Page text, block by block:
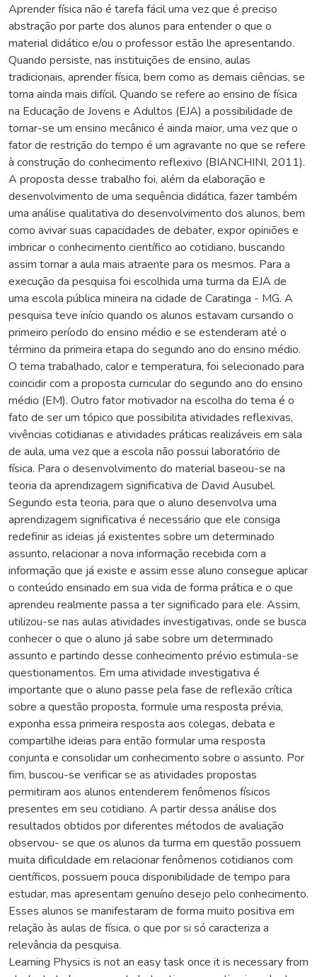
Aprender física não é tarefa fácil uma vez que é preciso
abstração por parte dos alunos para entender o que o
material didático e/ou o professor estão lhe apresentando.
Quando persiste, nas instituições de ensino, aulas
tradicionais, aprender física, bem como as demais ciências, se
torna ainda mais difícil. Quando se refere ao ensino de física
na Educação de Jovens e Adultos (EJA) a possibilidade de
tornar-se um ensino mecânico é ainda maior, uma vez que o
fator de restrição do tempo é um agravante no que se refere
à construção do conhecimento reflexivo (BIANCHINI, 2011).
A proposta desse trabalho foi, além da elaboração e
desenvolvimento de uma sequência didática, fazer também
uma análise qualitativa do desenvolvimento dos alunos, bem
como avivar suas capacidades de debater, expor opiniões e
imbricar o conhecimento científico ao cotidiano, buscando
assim tornar a aula mais atraente para os mesmos. Para a
execução da pesquisa foi escolhida uma turma da EJA de
uma escola pública mineira na cidade de Caratinga - MG. A
pesquisa teve início quando os alunos estavam cursando o
primeiro período do ensino médio e se estenderam até o
término da primeira etapa do segundo ano do ensino médio.
O tema trabalhado, calor e temperatura, foi selecionado para
coincidir com a proposta curricular do segundo ano do ensino
médio (EM). Outro fator motivador na escolha do tema é o
fato de ser um tópico que possibilita atividades reflexivas,
vivências cotidianas e atividades práticas realizáveis em sala
de aula, uma vez que a escola não possui laboratório de
física. Para o desenvolvimento do material baseou-se na
teoria da aprendizagem significativa de David Ausubel.
Segundo esta teoria, para que o aluno desenvolva uma
aprendizagem significativa é necessário que ele consiga
redefinir as ideias já existentes sobre um determinado
assunto, relacionar a nova informação recebida com a
informação que já existe e assim esse aluno consegue aplicar
o conteúdo ensinado em sua vida de forma prática e o que
aprendeu realmente passa a ter significado para ele. Assim,
utilizou-se nas aulas atividades investigativas, onde se busca
conhecer o que o aluno já sabe sobre um determinado
assunto e partindo desse conhecimento prévio estimula-se
questionamentos. Em uma atividade investigativa é
importante que o aluno passe pela fase de reflexão crítica
sobre a questão proposta, formule uma resposta prévia,
exponha essa primeira resposta aos colegas, debata e
compartilhe ideias para então formular uma resposta
conjunta e consolidar um conhecimento sobre o assunto. Por
fim, buscou-se verificar se as atividades propostas
permitiram aos alunos entenderem fenômenos físicos
presentes em seu cotidiano. A partir dessa análise dos
resultados obtidos por diferentes métodos de avaliação
observou- se que os alunos da turma em questão possuem
muita dificuldade em relacionar fenômenos cotidianos com
científicos, possuem pouca disponibilidade de tempo para
estudar, mas apresentam genuíno desejo pelo conhecimento.
Esses alunos se manifestaram de forma muito positiva em
relação às aulas de física, o que por si só caracteriza a
relevância da pesquisa.
Learning Physics is not an easy task once it is necessary from